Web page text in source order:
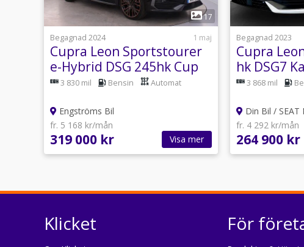
1
17
Begagnad 2024
1 maj
Cupra Leon Sportstourer
e-Hybrid DSG 245hk Cup
Buck Stolar
3 830 mil Bensin Automat
Engströms Bil
fr. 5 168 kr/mån
319 000 kr Visa mer
Begagnad 2023
Cupra
hk DSG7
3 868 mil
Din Bil / SEAT
fr. 4 292 kr/mån
264 900 kr
Klicket För